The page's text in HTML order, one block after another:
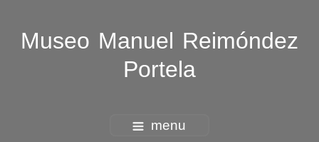
Museo Manuel Reimóndez
Portela
menu